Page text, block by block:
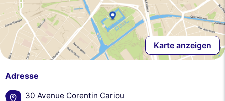
Karte anzeigen
Adresse
30 Avenue Corentin Cariou